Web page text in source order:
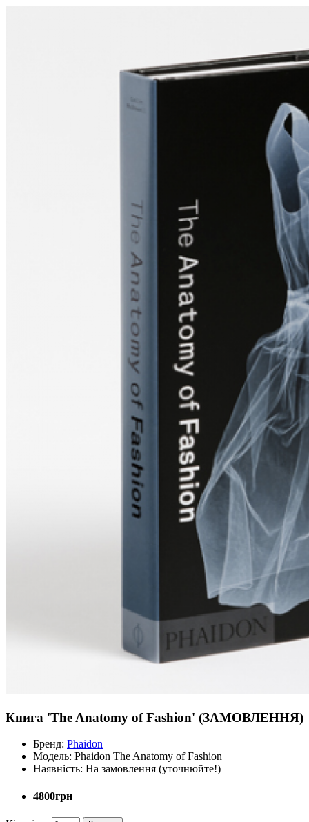
Книга 'The Anatomy of Fashion' (ЗАМОВЛЕННЯ)
Бренд: Phaidon
Модель: Phaidon The Anatomy of Fashion
Наявність: На замовлення (уточнюйте!)
4800грн